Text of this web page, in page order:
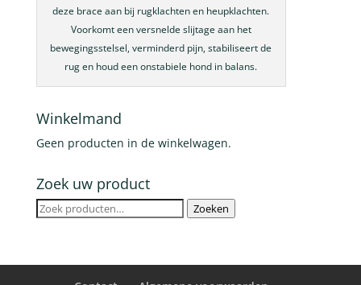
deze brace aan bij rugklachten en heupklachten.
Voorkomt een versnelde slijtage aan het
bewegingsstelsel, verminderd pijn, stabiliseert de
rug en houd een onstabiele hond in balans.
Winkelmand
Geen producten in de winkelwagen.
Zoek uw product
Zoeken
Zoeken